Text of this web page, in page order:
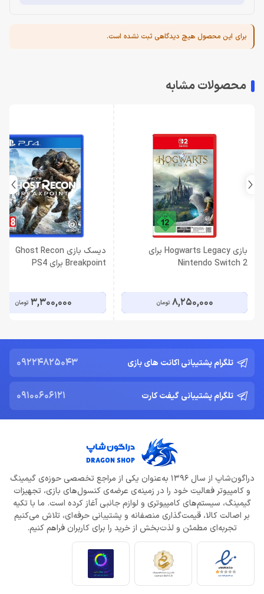
برای این محصول هیچ دیدگاهی ثبت نشده است.
محصولات مشابه
بازی Hogwarts Legacy برای
Nintendo Switch 2
8,250,000 تومان
دیسک بازی Ghost Recon
Breakpoint برای PS4
3,300,000 تومان
تلگرام پشتیبانی اکانت های بازی 09224825043
تلگرام پشتیبانی گیفت کارت 09100606121
دراگون‌شاپ از سال 1396 به‌عنوان یکی از مراجع تخصصی حوزه‌ی گیمینگ
و کامپیوتر فعالیت خود را در زمینه‌ی عرضه‌ی کنسول‌های بازی، تجهیزات
گیمینگ، سیستم‌های کامپیوتری و لوازم جانبی آغاز کرده است. ما با تکیه
بر اصالت کالا، قیمت‌گذاری منصفانه و پشتیبانی حرفه‌ای، تلاش می‌کنیم
تجربه‌ای مطمئن و لذت‌بخش از خرید را برای کاربران فراهم کنیم.